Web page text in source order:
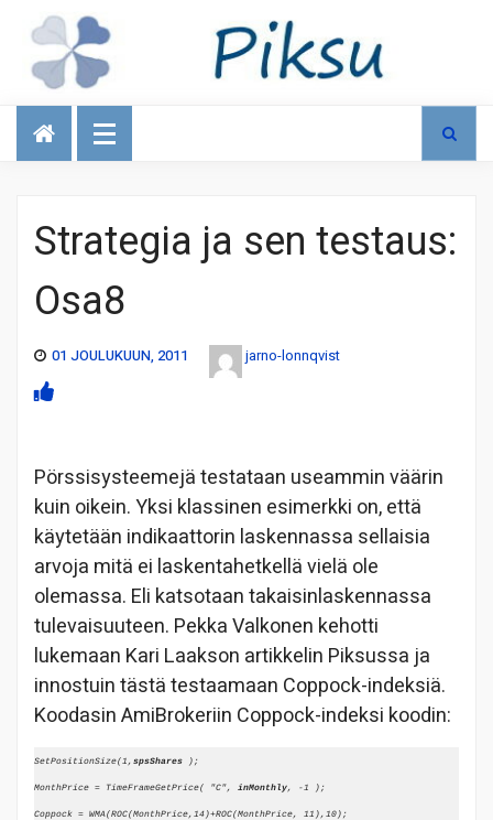
Talous
Strategia ja sen testaus:
Osa8
01 JOULUKUUN, 2011 jarno-lonnqvist
Pörssisysteemejä testataan useammin väärin
kuin oikein. Yksi klassinen esimerkki on, että
käytetään indikaattorin laskennassa sellaisia
arvoja mitä ei laskentahetkellä vielä ole
olemassa. Eli katsotaan takaisinlaskennassa
tulevaisuuteen. Pekka Valkonen kehotti
lukemaan Kari Laakson artikkelin Piksussa ja
innostuin tästä testaamaan Coppock-indeksiä.
Koodasin AmiBrokeriin Coppock-indeksi koodin:
SetPositionSize(1, spsShares );
MonthPrice = TimeFrameGetPrice( "C", inMonthly, -1 );
Coppock = WMA(ROC(MonthPrice,14)+ROC(MonthPrice, 11),10);